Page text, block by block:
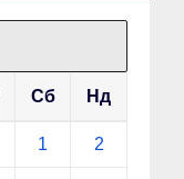
Сб Нд
1 2